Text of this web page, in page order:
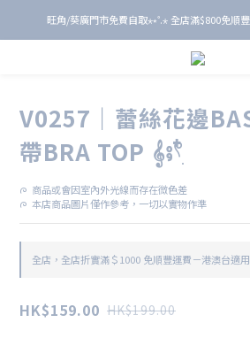
旺角/葵廣門市免費自取⋆⭒˚.⋆ 全店滿$800免順
旺角/葵廣門市免費自取⋆⭒˚.⋆ 全店滿$800免順
單 筆 消 費 滿 $ 6 0 0 即 送 全 年
V0257｜蕾絲花邊
帶BRA TOP 𝄞⨾𓍢ִ໋
ᰍ  商品或會因室內外光線而存在微色差
ᰍ  本店商品圖片僅作參考，一切以實物作準
全店，全店折實滿＄1000 免順豐運費－港澳台適用
HK$159.00 HK$199.00